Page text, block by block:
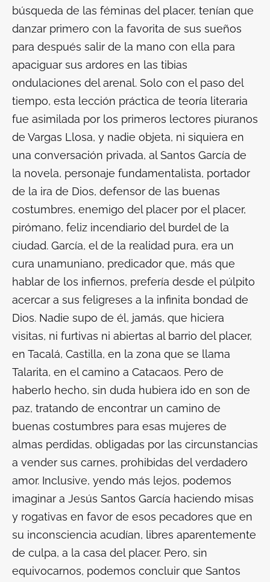
búsqueda de las féminas del placer, tenían que
danzar primero con la favorita de sus sueños
para después salir de la mano con ella para
apaciguar sus ardores en las tibias
ondulaciones del arenal. Solo con el paso del
tiempo, esta lección práctica de teoría literaria
fue asimilada por los primeros lectores piuranos
de Vargas Llosa, y nadie objeta, ni siquiera en
una conversación privada, al Santos García de
la novela, personaje fundamentalista, portador
de la ira de Dios, defensor de las buenas
costumbres, enemigo del placer por el placer,
pirómano, feliz incendiario del burdel de la
ciudad. García, el de la realidad pura, era un
cura unamuniano, predicador que, más que
hablar de los infiernos, prefería desde el púlpito
acercar a sus feligreses a la infinita bondad de
Dios. Nadie supo de él, jamás, que hiciera
visitas, ni furtivas ni abiertas al barrio del placer,
en Tacalá, Castilla, en la zona que se llama
Talarita, en el camino a Catacaos. Pero de
haberlo hecho, sin duda hubiera ido en son de
paz, tratando de encontrar un camino de
buenas costumbres para esas mujeres de
almas perdidas, obligadas por las circunstancias
a vender sus carnes, prohibidas del verdadero
amor. Inclusive, yendo más lejos, podemos
imaginar a Jesús Santos García haciendo misas
y rogativas en favor de esos pecadores que en
su inconsciencia acudían, libres aparentemente
de culpa, a la casa del placer. Pero, sin
equivocarnos, podemos concluir que Santos